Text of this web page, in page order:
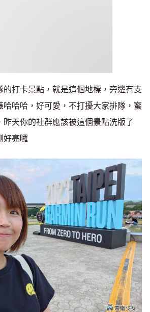
的打卡景點，就是這個地標，旁邊有支
哈哈，好可愛，不打擾大家排隊，蜜
天你的社群應該被這個景點洗版了
好亮囉